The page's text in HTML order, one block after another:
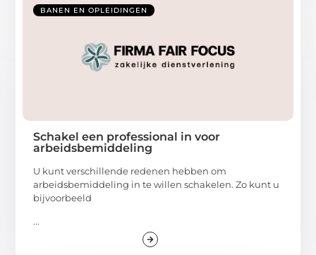
BANEN EN OPLEIDINGEN
Schakel een professional in voor
arbeidsbemiddeling
U kunt verschillende redenen hebben om
arbeidsbemiddeling in te willen schakelen. Zo kunt u
bijvoorbeeld
...